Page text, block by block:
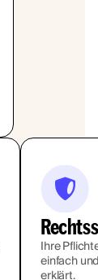
Ihre
einfach
erklärt.